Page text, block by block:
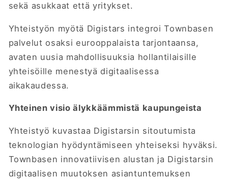
sekä asukkaat että yritykset.
Yhteistyön myötä Digistars integroi Townbasen
palvelut osaksi eurooppalaista tarjontaansa,
avaten uusia mahdollisuuksia hollantilaisille
yhteisöille menestyä digitaalisessa
aikakaudessa.
Yhteinen visio älykkäämmistä kaupungeista
Yhteistyö kuvastaa Digistarsin sitoutumista
teknologian hyödyntämiseen yhteiseksi hyväksi.
Townbasen innovatiivisen alustan ja Digistarsin
digitaalisen muutoksen asiantuntemuksen